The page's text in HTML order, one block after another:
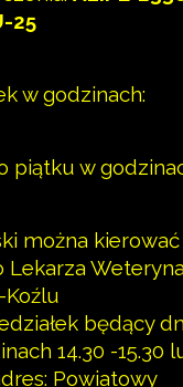
25
w godzinach:
piątku w
można
Lekarza
będący
14.30 -15.30
Powiatowy